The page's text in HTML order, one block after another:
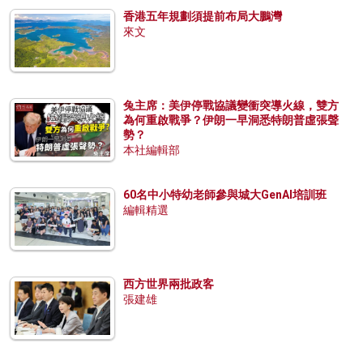
香港五年規劃須提前布局大鵬灣
來文
兔主席：美伊停戰協議變衝突導火線，雙方
為何重啟戰爭？伊朗一早洞悉特朗普虛張聲
勢？
本社編輯部
60名中小特幼老師參與城大GenAI培訓班
編輯精選
西方世界兩批政客
張建雄